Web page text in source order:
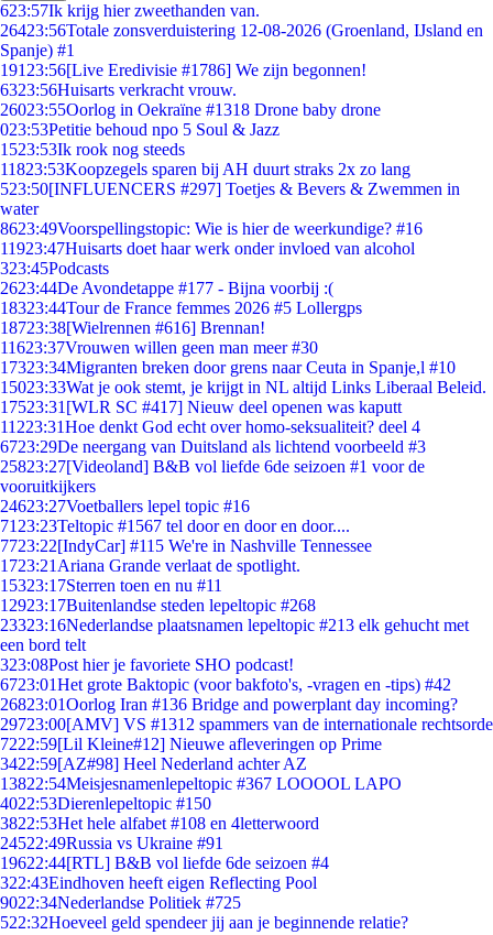
623:57Ik krijg hier zweethanden van.
26423:56Totale zonsverduistering 12-08-2026 (Groenland, IJsland en
Spanje) #1
191 23:56[Live Eredivisie #1786] We zijn begonnen!
6323:56Huisarts verkracht vrouw.
26023:55Oorlog in Oekraïne #1318 Drone baby drone
023:53Petitie behoud npo 5 Soul & Jazz
1523:53Ik rook nog steeds
11823:53Koopzegels sparen bij AH duurt straks 2x zo lang
523:50[INFLUENCERS #297] Toetjes & Bevers & Zwemmen in
water
8623:49Voorspellingstopic: Wie is hier de weerkundige? #16
11923:47Huisarts doet haar werk onder invloed van alcohol
323:45Podcasts
2623:44De Avondetappe #177 - Bijna voorbij :(
18323:44Tour de France femmes 2026 #5 Lollergps
18723:38[Wielrennen #616] Brennan!
11623:37Vrouwen willen geen man meer #30
17323:34Migranten breken door grens naar Ceuta in Spanje,l #10
15023:33Wat je ook stemt, je krijgt in NL altijd Links Liberaal Beleid.
17523:31 [WLR SC #417] Nieuw deel openen was kaputt
11223:31Hoe denkt God echt over homo-seksualiteit? deel 4
6723:29De neergang van Duitsland als lichtend voorbeeld #3
25823:27[Videoland] B&B vol liefde 6de seizoen #1 voor de
vooruitkijkers
24623:27Voetballers lepel topic #16
71 23:23Teltopic #1567 tel door en door en door....
7723:22[IndyCar] #115 We're in Nashville Tennessee
1723:21 Ariana Grande verlaat de spotlight.
15323:17Sterren toen en nu #11
12923:17Buitenlandse steden lepeltopic #268
23323:16Nederlandse plaatsnamen lepeltopic #213 elk gehucht met
een bord telt
323:08Post hier je favoriete SHO podcast!
6723:01Het grote Baktopic (voor bakfoto's, -vragen en -tips) #42
26823:01Oorlog Iran #136 Bridge and powerplant day incoming?
29723:00[AMV] VS #1312 spammers van de internationale rechtsorde
7222:59[Lil Kleine#12] Nieuwe afleveringen op Prime
3422:59[AZ#98] Heel Nederland achter AZ
13822:54Meisjesnamenlepeltopic #367 LOOOOL LAPO
4022:53Dierenlepeltopic #150
3822:53Het hele alfabet #108 en 4letterwoord
24522:49Russia vs Ukraine #91
19622:44[RTL] B&B vol liefde 6de seizoen #4
322:43Eindhoven heeft eigen Reflecting Pool
9022:34Nederlandse Politiek #725
522:32Hoeveel geld spendeer jij aan je beginnende relatie?